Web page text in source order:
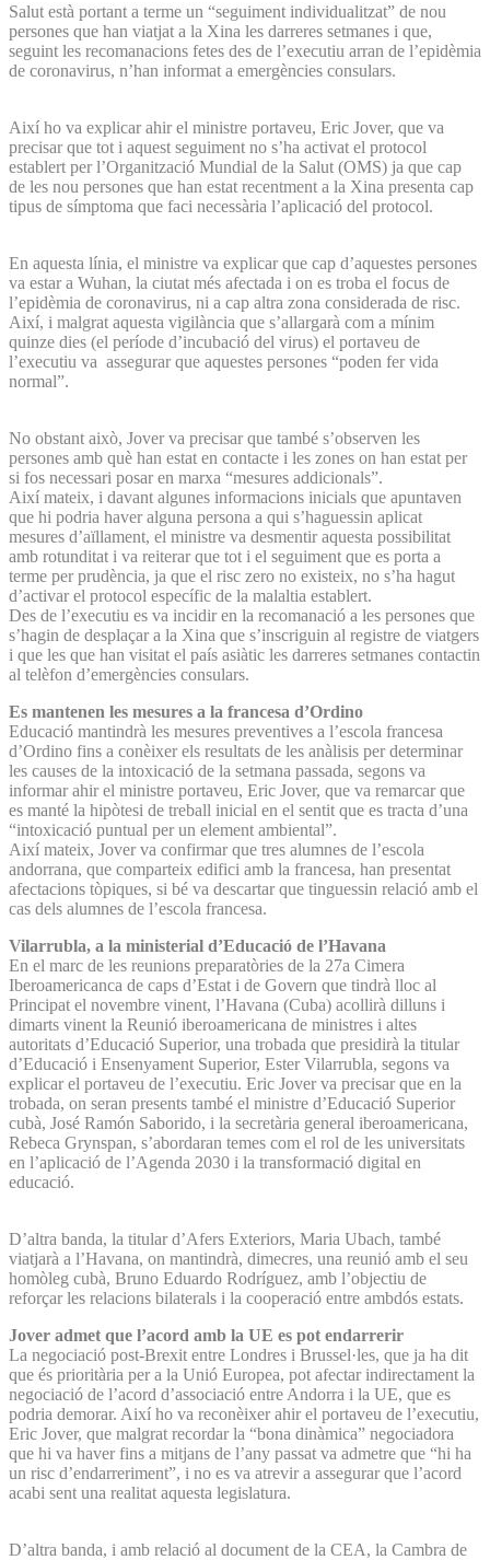
Salut està portant a terme un “seguiment individualitzat” de nou
persones que han viatjat a la Xina les darreres setmanes i que,
seguint les recomanacions fetes des de l’executiu arran de l’epidèmia
de coronavirus, n’han informat a emergències consulars.
Així ho va explicar ahir el ministre portaveu, Eric Jover, que va
precisar que tot i aquest seguiment no s’ha activat el protocol
establert per l’Organització Mundial de la Salut (OMS) ja que cap
de les nou persones que han estat recentment a la Xina presenta cap
tipus de símptoma que faci necessària l’aplicació del protocol.
En aquesta línia, el ministre va explicar que cap d’aquestes persones
va estar a Wuhan, la ciutat més afectada i on es troba el focus de
l’epidèmia de coronavirus, ni a cap altra zona considerada de risc.
Així, i malgrat aquesta vigilància que s’allargarà com a mínim
quinze dies (el període d’incubació del virus) el portaveu de
l’executiu va assegurar que aquestes persones “poden fer vida
normal”.
No obstant això, Jover va precisar que també s’observen les
persones amb què han estat en contacte i les zones on han estat per
si fos necessari posar en marxa “mesures addicionals”.
Així mateix, i davant algunes informacions inicials que apuntaven
que hi podria haver alguna persona a qui s’haguessin aplicat
mesures d’aïllament, el ministre va desmentir aquesta possibilitat
amb rotunditat i va reiterar que tot i el seguiment que es porta a
terme per prudència, ja que el risc zero no existeix, no s’ha hagut
d’activar el protocol específic de la malaltia establert.
Des de l’executiu es va incidir en la recomanació a les persones que
s’hagin de desplaçar a la Xina que s’inscriguin al registre de viatgers
i que les que han visitat el país asiàtic les darreres setmanes contactin
al telèfon d’emergències consulars.
Es mantenen les mesures a la francesa d’Ordino
Educació mantindrà les mesures preventives a l’escola francesa
d’Ordino fins a conèixer els resultats de les anàlisis per determinar
les causes de la intoxicació de la setmana passada, segons va
informar ahir el ministre portaveu, Eric Jover, que va remarcar que
es manté la hipòtesi de treball inicial en el sentit que es tracta d’una
“intoxicació puntual per un element ambiental”.
Així mateix, Jover va confirmar que tres alumnes de l’escola
andorrana, que comparteix edifici amb la francesa, han presentat
afectacions tòpiques, si bé va descartar que tinguessin relació amb el
cas dels alumnes de l’escola francesa.
Vilarrubla, a la ministerial d’Educació de l’Havana
En el marc de les reunions preparatòries de la 27a Cimera
Iberoamericanca de caps d’Estat i de Govern que tindrà lloc al
Principat el novembre vinent, l’Havana (Cuba) acollirà dilluns i
dimarts vinent la Reunió iberoamericana de ministres i altes
autoritats d’Educació Superior, una trobada que presidirà la titular
d’Educació i Ensenyament Superior, Ester Vilarrubla, segons va
explicar el portaveu de l’executiu. Eric Jover va precisar que en la
trobada, on seran presents també el ministre d’Educació Superior
cubà, José Ramón Saborido, i la secretària general iberoamericana,
Rebeca Grynspan, s’abordaran temes com el rol de les universitats
en l’aplicació de l’Agenda 2030 i la transformació digital en
educació.
D’altra banda, la titular d’Afers Exteriors, Maria Ubach, també
viatjarà a l’Havana, on mantindrà, dimecres, una reunió amb el seu
homòleg cubà, Bruno Eduardo Rodríguez, amb l’objectiu de
reforçar les relacions bilaterals i la cooperació entre ambdós estats.
Jover admet que l’acord amb la UE es pot endarrerir
La negociació post-Brexit entre Londres i Brussel·les, que ja ha dit
que és prioritària per a la Unió Europea, pot afectar indirectament la
negociació de l’acord d’associació entre Andorra i la UE, que es
podria demorar. Així ho va reconèixer ahir el portaveu de l’executiu,
Eric Jover, que malgrat recordar la “bona dinàmica” negociadora
que hi va haver fins a mitjans de l’any passat va admetre que “hi ha
un risc d’endarreriment”, i no es va atrevir a assegurar que l’acord
acabi sent una realitat aquesta legislatura.
D’altra banda, i amb relació al document de la CEA, la Cambra de